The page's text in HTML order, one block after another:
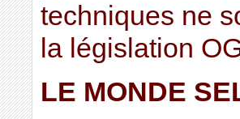
techniques ne
la législation
LE MONDE